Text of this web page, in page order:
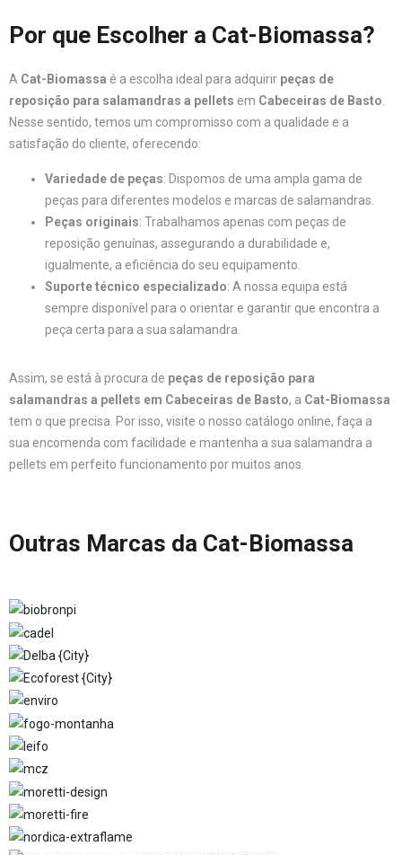
Por que Escolher a Cat-Biomassa?
A Cat-Biomassa é a escolha ideal para adquirir peças de
reposição para salamandras a pellets em Cabeceiras de Basto
Nesse sentido, temos um compromisso com a qualidade e a
satisfação do cliente, oferecendo:
Variedade de peças: Dispomos de uma ampla gama de
peças para diferentes modelos e marcas de salamandras.
Peças originais: Trabalhamos apenas com peças de
reposição genuínas, assegurando a durabilidade e,
igualmente, a eficiência do seu equipamento.
Suporte técnico especializado: A nossa equipa está
sempre disponível para o orientar e garantir que encontra a
peça certa para a sua salamandra.
Assim, se está à procura de peças de reposição para
salamandras a pellets em Cabeceiras de Basto, a Cat-Biomassa
tem o que precisa. Por isso, visite o nosso catálogo online, faça a
sua encomenda com facilidade e mantenha a sua salamandra a
pellets em perfeito funcionamento por muitos anos.
Outras Marcas da Cat-Biomassa